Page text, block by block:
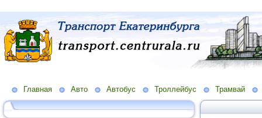
Главная Авто Автобус Троллейбус Трамвай